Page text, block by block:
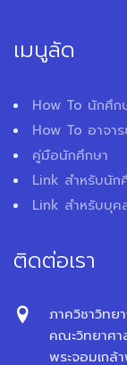
เมนูลัด
How To นักศึก
How To อาจา
คู่มือนักศึกษา
Link สำหรับนัก
Link สำหรับบุค
ติดต่อเรา
ภาควิชาวิทย
คณะวิทยาศา
พระจอมเกล้